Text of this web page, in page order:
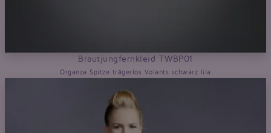
Brautjungfernkleid TWBP01
Organza Spitze trägerlos Volants schwarz lila